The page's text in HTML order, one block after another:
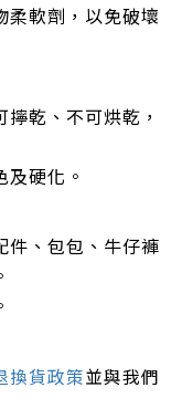
柔軟劑，以免破壞
乾、不可烘乾，
硬化。
件、包包、牛仔褲
換貨政策並與我們